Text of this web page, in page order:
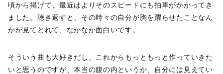
頃から掲げて、最近はよりそのスピードにも拍車がかかってき
ました。聴き返すと、その時々の自分が胸を躍らせたことなん
かが見てとれて、なかなか面白いです。
そういう曲も大好きだし、これからもっともっと作っていきた
いと思うのですが、本当の腹の内というか、自分には見えてい